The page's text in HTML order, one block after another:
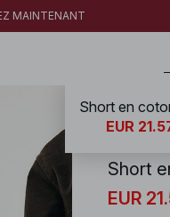
MAINTENANT
NA-KD /
Short
EUR
Short en
EUR